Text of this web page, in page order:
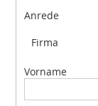
Anrede
Firma
Vorname